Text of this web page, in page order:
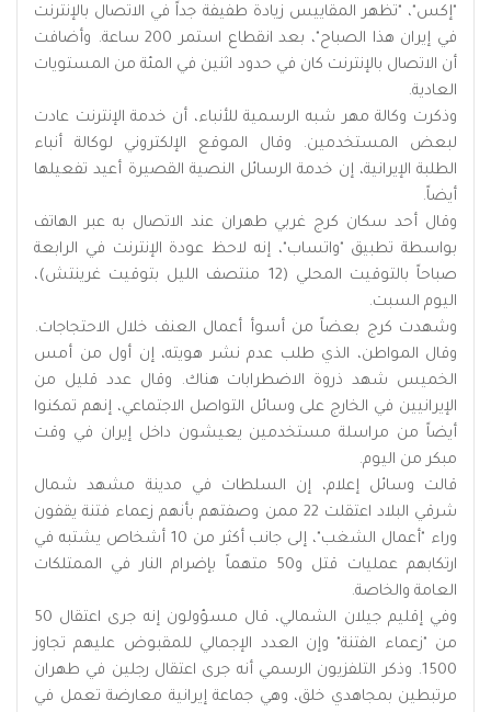
"إكس"، "تظهر المقاييس زيادة طفيفة جداً في الاتصال بالإنترنت
في إيران هذا الصباح"، بعد انقطاع استمر 200 ساعة. وأضافت
أن الاتصال بالإنترنت كان في حدود اثنين في المئة من المستويات
العادية.
وذكرت وكالة مهر شبه الرسمية للأنباء، أن خدمة الإنترنت عادت
لبعض المستخدمين. وقال الموقع الإلكتروني لوكالة أنباء
الطلبة الإيرانية، إن خدمة الرسائل النصية القصيرة أعيد تفعيلها
أيضاً.
وقال أحد سكان كرج غربي طهران عند الاتصال به عبر الهاتف
بواسطة تطبيق "واتساب"، إنه لاحظ عودة الإنترنت في الرابعة
صباحاً بالتوقيت المحلي (12 منتصف الليل بتوقيت غرينتش)،
اليوم السبت.
وشهدت كرج بعضاً من أسوأ أعمال العنف خلال الاحتجاجات.
وقال المواطن، الذي طلب عدم نشر هويته، إن أول من أمس
الخميس شهد ذروة الاضطرابات هناك. وقال عدد قليل من
الإيرانيين في الخارج على وسائل ⁠التواصل الاجتماعي، إنهم تمكنوا
أيضاً من مراسلة مستخدمين يعيشون داخل إيران في وقت
مبكر من اليوم.
قالت وسائل إعلام، إن السلطات في مدينة مشهد شمال
شرقي البلاد اعتقلت 22 ممن وصفتهم بأنهم زعماء فتنة يقفون
وراء "أعمال الشغب"، إلى جانب أكثر من 10 أشخاص يشتبه في
ارتكابهم عمليات قتل و50 متهماً بإضرام النار في الممتلكات
العامة والخاصة.
وفي إقليم جيلان الشمالي، قال مسؤولون إنه جرى اعتقال 50
من "زعماء الفتنة" وإن العدد الإجمالي للمقبوض عليهم تجاوز
1500. وذكر التلفزيون الرسمي أنه جرى اعتقال رجلين في طهران
مرتبطين بمجاهدي خلق، وهي جماعة إيرانية معارضة تعمل في